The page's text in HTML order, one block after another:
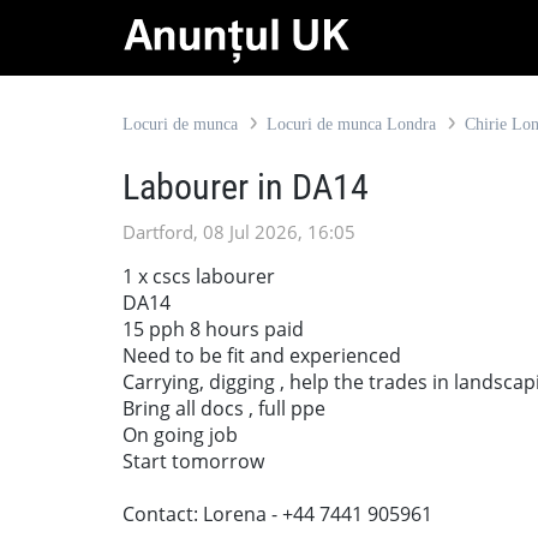
Locuri de munca Locuri de munca Londra Chirie
Labourer in DA14
Dartford, 08 Jul 2026, 16:05
1 x cscs labourer
DA14
15 pph 8 hours paid
Need to be fit and experienced
Carrying, digging , help the trades in
Bring all docs , full ppe
On going job
Start tomorrow
Contact: Lorena - +44 7441 905961